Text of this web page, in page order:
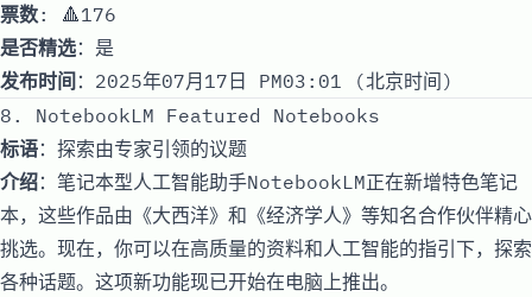
票数: 🔺176
是否精选：是
发布时间 ：2025年07月17日 PM03:01 (北京时间)
8. NotebookLM Featured Notebooks
标语：探索由专家引领的议题
介绍：笔记本型人工智能助手NotebookLM正在新增特色笔记
本，这些作品由《大西洋》和《经济学人》等知名合作伙伴精心
挑选。现在，你可以在高质量的资料和人工智能的指引下，探索
各种话题。这项新功能现已开始在电脑上推出。